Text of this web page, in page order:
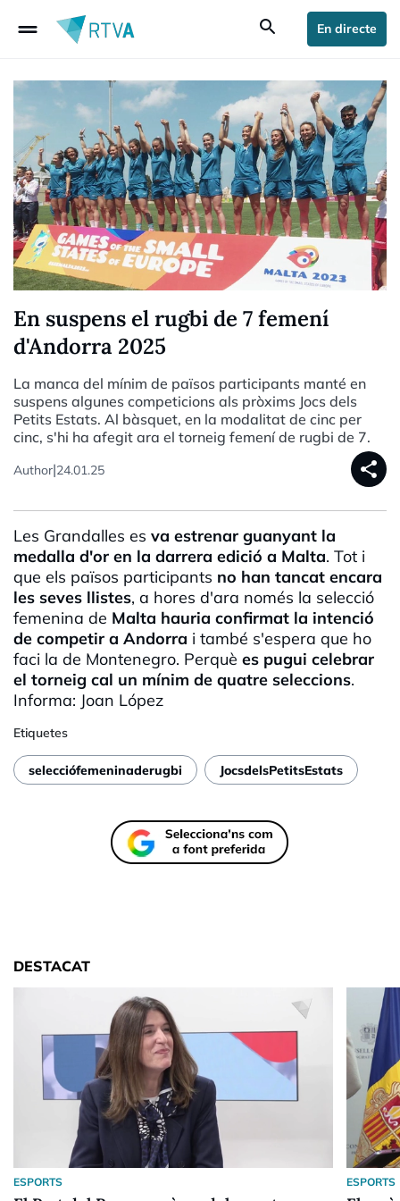
drag_handle search En directe
En suspens el rugbi de 7 femení
d'Andorra 2025
La manca del mínim de països participants manté en
suspens algunes competicions als pròxims Jocs dels
Petits Estats. Al bàsquet, en la modalitat de cinc per
cinc, s'hi ha afegit ara el torneig femení de rugbi de 7.
Author|24.01.25 share
Les Grandalles es va estrenar guanyant la
medalla d'or en la darrera edició a Malta. Tot i
que els països participants no han tancat encara
les seves llistes, a hores d'ara només la selecció
femenina de Malta hauria confirmat la intenció
de competir a Andorra i també s'espera que ho
faci la de Montenegro. Perquè es pugui celebrar
el torneig cal un mínim de quatre seleccions.
Informa: Joan López
Etiquetes
selecciófemeninaderugbi JocsdelsPetitsEstats
DESTACAT
ESPORTS ESPORTS